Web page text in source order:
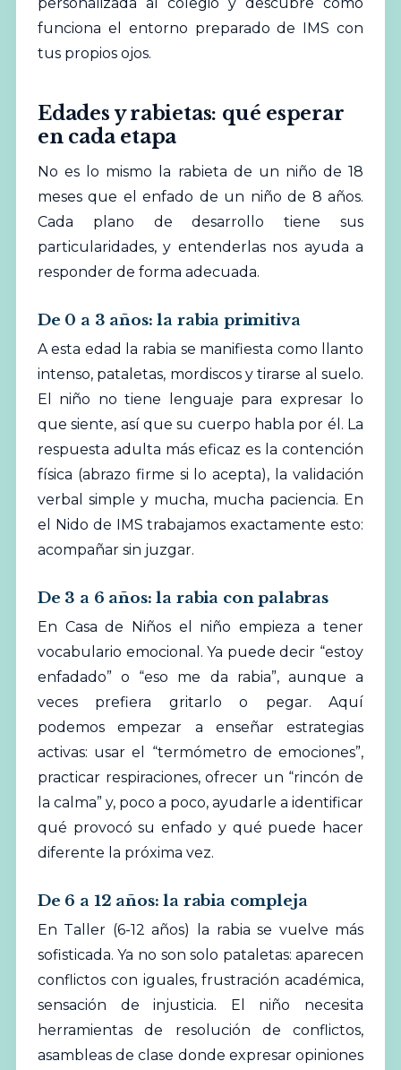
funciona el entorno preparado de IMS con
tus propios ojos.
Edades y rabietas: qué esperar
en cada etapa
No es lo mismo la rabieta de un niño de 18
meses que el enfado de un niño de 8 años.
Cada plano de desarrollo tiene sus
particularidades, y entenderlas nos ayuda a
responder de forma adecuada.
De 0 a 3 años: la rabia primitiva
A esta edad la rabia se manifiesta como llanto
intenso, pataletas, mordiscos y tirarse al suelo.
El niño no tiene lenguaje para expresar lo
que siente, así que su cuerpo habla por él. La
respuesta adulta más eficaz es la contención
física (abrazo firme si lo acepta), la validación
verbal simple y mucha, mucha paciencia. En
el Nido de IMS trabajamos exactamente esto:
acompañar sin juzgar.
De 3 a 6 años: la rabia con palabras
En Casa de Niños el niño empieza a tener
vocabulario emocional. Ya puede decir “estoy
enfadado” o “eso me da rabia”, aunque a
veces prefiera gritarlo o pegar. Aquí
podemos empezar a enseñar estrategias
activas: usar el “termómetro de emociones”,
practicar respiraciones, ofrecer un “rincón de
la calma” y, poco a poco, ayudarle a identificar
qué provocó su enfado y qué puede hacer
diferente la próxima vez.
De 6 a 12 años: la rabia compleja
En Taller (6-12 años) la rabia se vuelve más
sofisticada. Ya no son solo pataletas: aparecen
conflictos con iguales, frustración académica,
sensación de injusticia. El niño necesita
herramientas de resolución de conflictos,
asambleas de clase donde expresar opiniones